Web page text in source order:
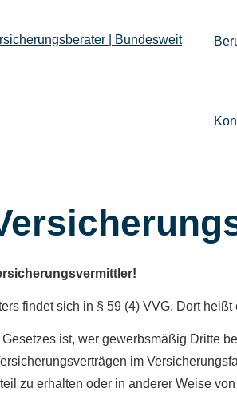
findet sich in § 59 (4) VVG. Dort heißt
ist, wer gewerbsmäßig Dritte
im
zu erhalten oder in anderer Weise